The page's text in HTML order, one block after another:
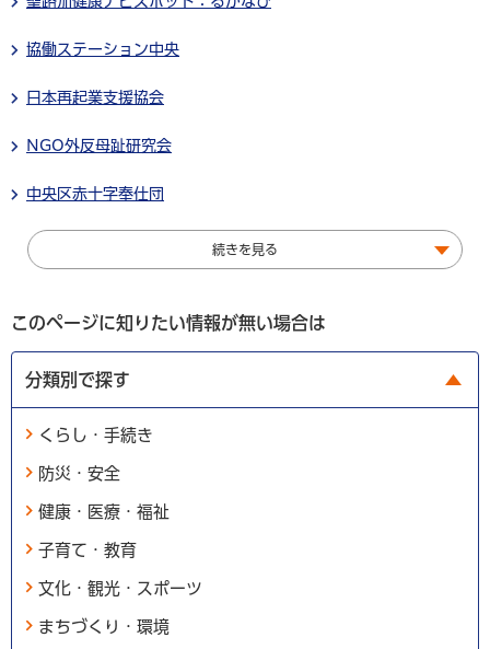
協働ステーション中央
日本再起業支援協会
NGO外反母趾研究会
中央区赤十字奉仕団
続きを見る
このページに知りたい情報が無い場合は
分類別で探す
くらし・手続き
防災・安全
健康・医療・福祉
子育て・教育
文化・観光・スポーツ
まちづくり・環境